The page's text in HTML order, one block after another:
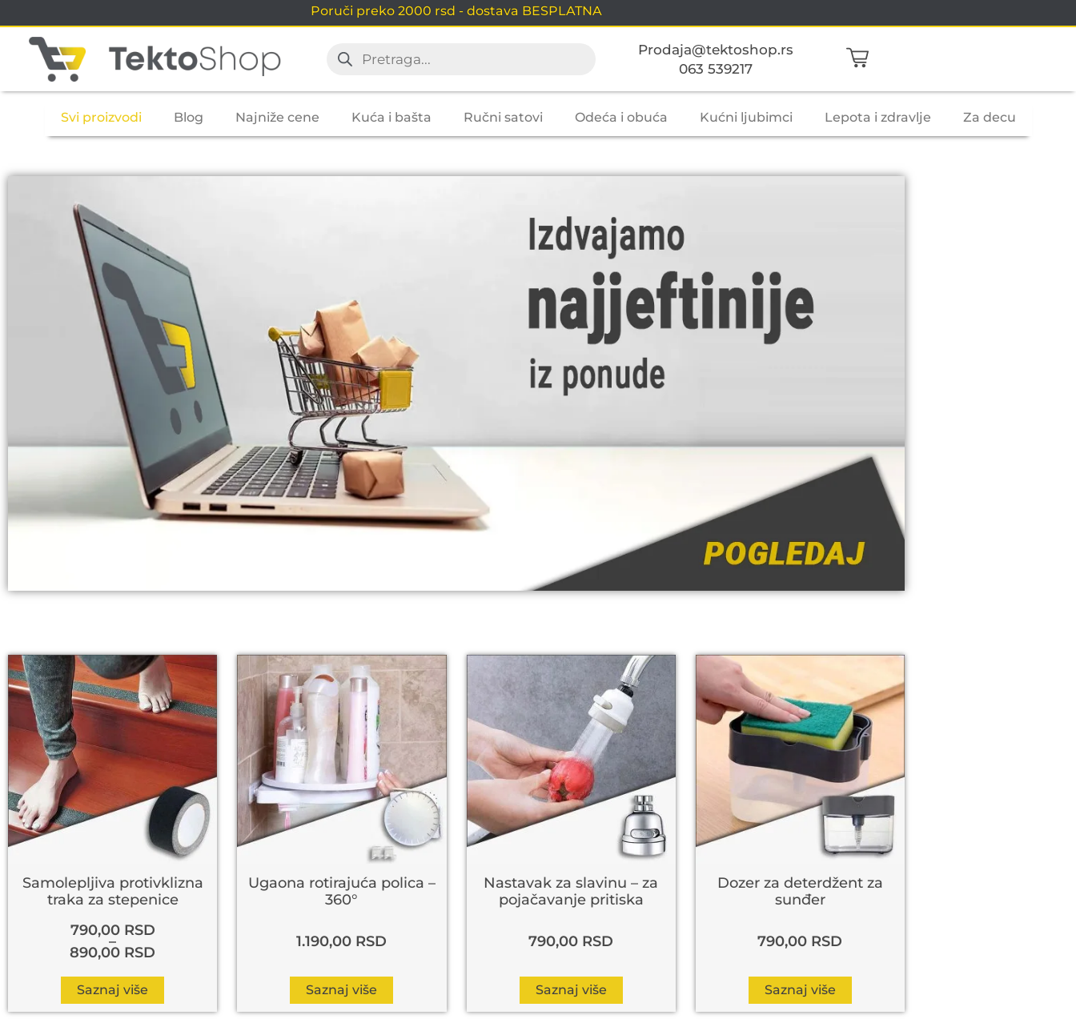
Poruči preko 2000 rsd - dostava BESPLATNA
Prodaja@tektoshop.rs
063 539217
Svi proizvodi Blog Najniže cene Kuća i bašta Ručni satovi Odeća i obuća Kućni ljubimci Lepota i zdravlje Za decu
Samolepljiva protivklizna
traka za stepenice
790,00 RSD
–
890,00 RSD
Saznaj više
Ugaona rotirajuća polica –
360°
1.190,00 RSD
Saznaj više
Nastavak za slavinu – za
pojačavanje pritiska
790,00 RSD
Saznaj više
Dozer za deterdžent za
sunđer
790,00 RSD
Saznaj više